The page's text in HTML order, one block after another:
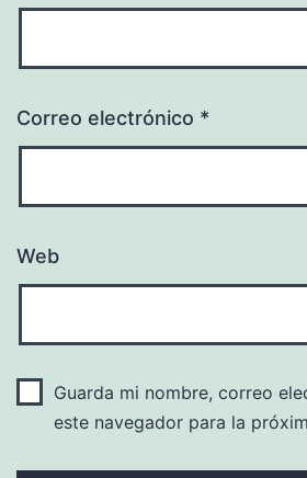
Correo electrónico *
Web
Guarda mi nombre, correo
este navegador para la